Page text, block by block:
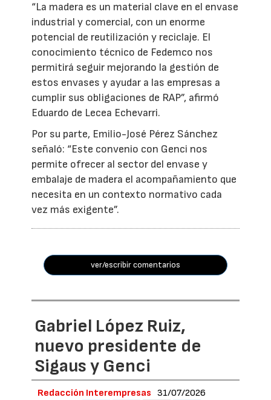
“La madera es un material clave en el envase
industrial y comercial, con un enorme
potencial de reutilización y reciclaje. El
conocimiento técnico de Fedemco nos
permitirá seguir mejorando la gestión de
estos envases y ayudar a las empresas a
cumplir sus obligaciones de RAP”, afirmó
Eduardo de Lecea Echevarri.
Por su parte, Emilio-José Pérez Sánchez
señaló: “Este convenio con Genci nos
permite ofrecer al sector del envase y
embalaje de madera el acompañamiento que
necesita en un contexto normativo cada
vez más exigente”.
ver/escribir comentarios
Gabriel López Ruiz,
nuevo presidente de
Sigaus y Genci
Redacción Interempresas 31/07/2026